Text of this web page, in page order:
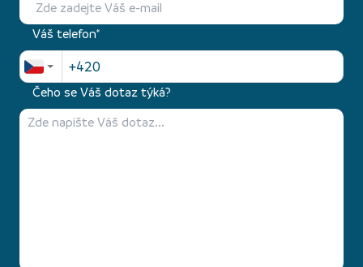
Váš telefon*
Čeho se Váš dotaz týká?